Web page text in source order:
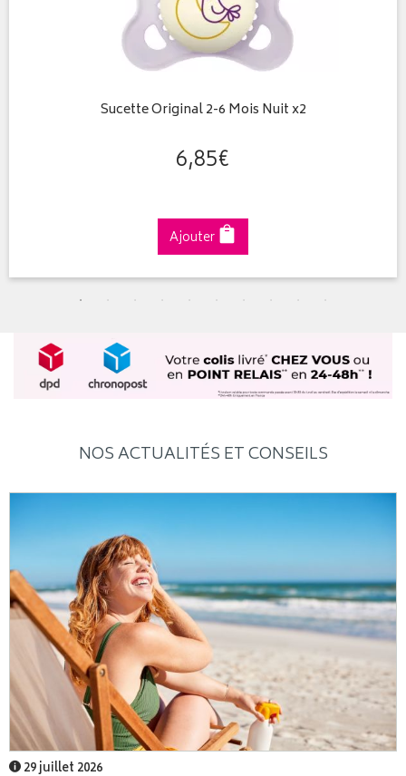
Sucette Original 2-6 Mois Nuit x2
6,85€
Ajouter
NOS ACTUALITÉS ET CONSEILS
29 juillet 2026